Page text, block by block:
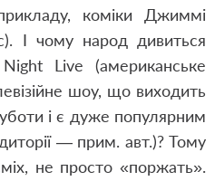
коміки Джиммі
І чому народ дивиться
Live (американське
шоу, що виходить
і є дуже популярним
— прим. авт.)? Тому
не просто «поржать».